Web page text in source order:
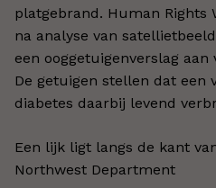
platgebrand. Human Rights
na analyse van
een ooggetuigenverslag
De getuigen stellen dat een
diabetes daarbij levend
Een lijk ligt langs de kant
Northwest Department